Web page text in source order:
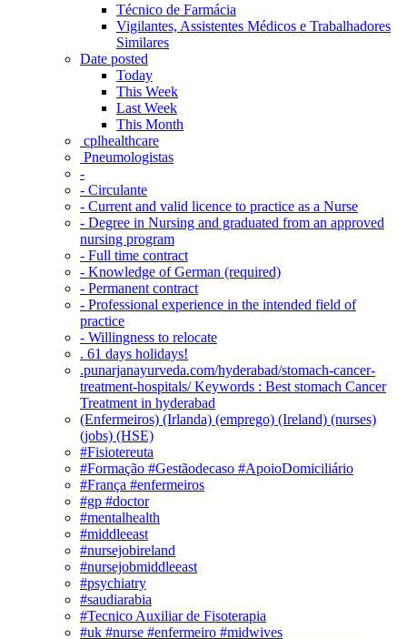
Técnico de Farmácia
Vigilantes, Assistentes Médicos e Trabalhadores
Similares
Date posted
Today
This Week
Last Week
This Month
‎ cplhealthcare‬
Pneumologistas
-
- Circulante
- Current and valid licence to practice as a Nurse
- Degree in Nursing and graduated from an approved
nursing program
- Full time contract
- Knowledge of German (required)
- Permanent contract
- Professional experience in the intended field of
practice
- Willingness to relocate
. 61 days holidays!
.punarjanayurveda.com/hyderabad/stomach-cancer-
treatment-hospitals/ Keywords : Best stomach Cancer
Treatment in hyderabad
(Enfermeiros) (Irlanda) (emprego) (Ireland) (nurses)
(jobs) (HSE)
#Fisiotereuta
#Formação #Gestãodecaso #ApoioDomiciliário
#França #enfermeiros
#gp #doctor
#mentalhealth
#middleeast
#nursejobireland
#nursejobmiddleeast
#psychiatry
#saudiarabia
#Tecnico Auxiliar de Fisoterapia
#uk #nurse #enfermeiro #midwives